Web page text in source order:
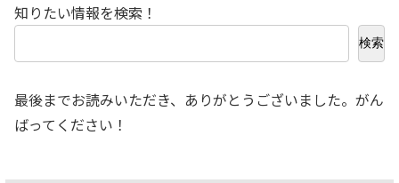
知りたい情報を検索！
検索
最後までお読みいただき、ありがとうございました。がん
ばってください！